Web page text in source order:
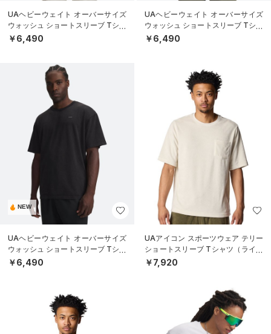
UAヘビーウェイト オーバーサイズ
ウォッシュ ショートスリーブ Tシャ
ツ（ライフスタイル/MEN）
￥6,490
UAヘビーウェイト オーバーサイズ
ウォッシュ ショートスリーブ Tシャ
ツ（ライフスタイル/MEN）
￥6,490
NEW
UAヘビーウェイト オーバーサイズ
ウォッシュ ショートスリーブ Tシャ
ツ（ライフスタイル/MEN）
￥6,490
UAアイコン スポーツウェア テリー
ショートスリーブ Tシャツ（ライフ
スタイル/MEN）
￥7,920